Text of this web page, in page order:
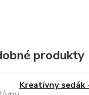
produkty
Kreatívny sedák